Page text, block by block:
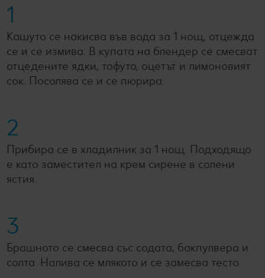
1
Кашуто се накисва във вода за 1 нощ, отцежда
се и се измива. В купата на блендер се смесват
отцедените ядки, тофуто, оцетът и лимоновият
сок. Посолява се и се пюрира.
2
Прибира се в хладилник за 1 нощ. Подходящо
е като заместител на крем сирене в солени
ястия.
3
Брашното се смесва със содата, бакпулвера и
солта. Налива се млякото и се замесва тесто.